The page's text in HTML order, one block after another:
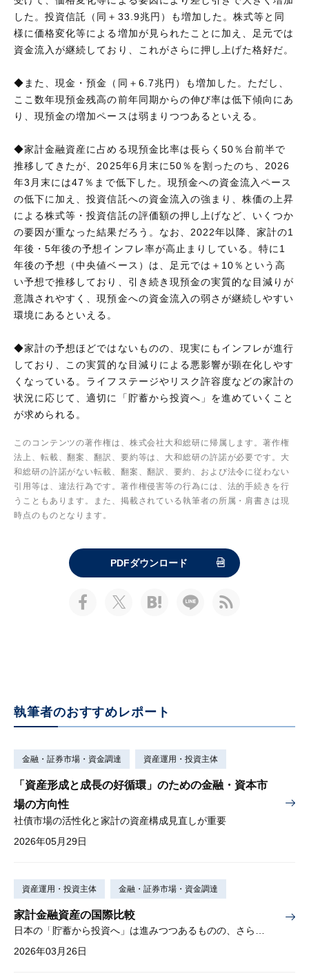
した。投資信託（同＋33.9兆円）も増加した。株式等と同
様に価格変化等による増加が見られたことに加え、足元では
資金流入が継続しており、これがさらに押し上げた格好だ。
◆また、現金・預金（同＋6.7兆円）も増加した。ただし、
ここ数年現預金残高の前年同期からの伸び率は低下傾向にあ
り、現預金の増加ペースは弱まりつつあるといえる。
◆家計金融資産に占める現預金比率は長らく50％台前半で
推移してきたが、2025年6月末に50％を割ったのち、2026
年3月末には47％まで低下した。現預金への資金流入ペース
の低下に加え、投資信託への資金流入の強まり、株価の上昇
による株式等・投資信託の評価額の押し上げなど、いくつか
の要因が重なった結果だろう。なお、2022年以降、家計の1
年後・5年後の予想インフレ率が高止まりしている。特に1
年後の予想（中央値ベース）は、足元では＋10％という高
い予想で推移しており、引き続き現預金の実質的な目減りが
意識されやすく、現預金への資金流入の弱さが継続しやすい
環境にあるといえる。
◆家計の予想ほどではないものの、現実にもインフレが進行
しており、この実質的な目減りによる悪影響が顕在化しやす
くなっている。ライフステージやリスク許容度などの家計の
状況に応じて、適切に「貯蓄から投資へ」を進めていくこと
が求められる。
このコンテンツの著作権は、株式会社大和総研に帰属します。著作権
法上、転載、翻案、翻訳、要約等は、大和総研の許諾が必要です。大
和総研の許諾がない転載、翻案、翻訳、要約、および法令に従わない
引用等は、違法行為です。著作権侵害等の行為には、法的手続きを行
うこともあります。また、掲載されている執筆者の所属・肩書きは現
時点のものとなります。
PDFダウンロード
執筆者のおすすめレポート
金融・証券市場・資金調達 資産運用・投資主体
「資産形成と成長の好循環」のための金融・資本市
場の方向性
社債市場の活性化と家計の資産構成見直しが重要
2026年05月29日
資産運用・投資主体 金融・証券市場・資金調達
家計金融資産の国際比較
日本の「貯蓄から投資へ」は進みつつあるものの、さらなる進展の余地あり
2026年03月26日